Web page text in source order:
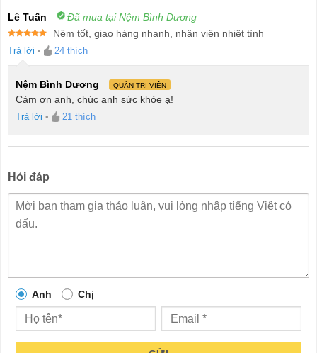
Lê Tuấn Đã mua tại Nệm Bình Dương
hạng55
Nệm tốt, giao hàng nhanh, nhân viên nhiệt tình
Trả lời • 24 thích
Nệm Bình Dương QUẢN TRỊ VIÊN
Cảm ơn anh, chúc anh sức khỏe ạ!
Trả lời • 21 thích
Hỏi đáp
Anh Chị